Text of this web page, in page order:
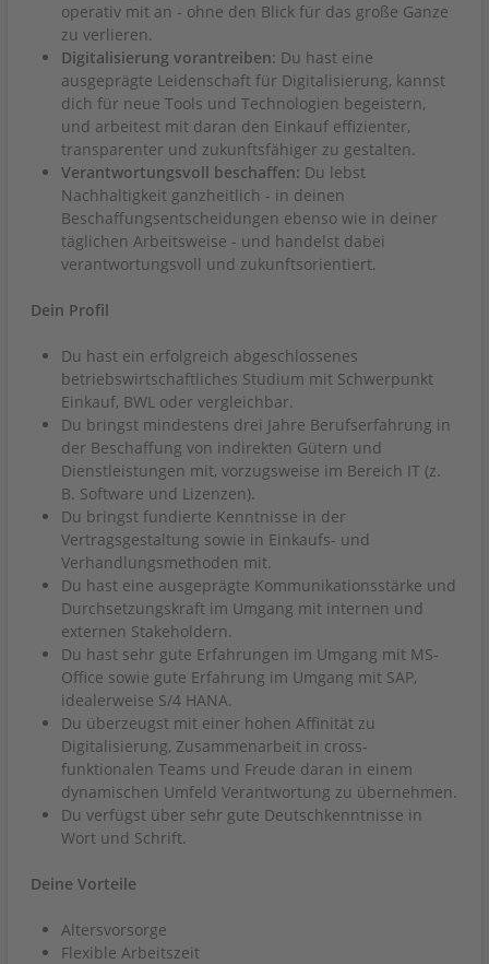
operativ mit an - ohne den Blick für das große Ganze
zu verlieren.
Digitalisierung vorantreiben: Du hast eine
ausgeprägte Leidenschaft für Digitalisierung, kannst
dich für neue Tools und Technologien begeistern,
und arbeitest mit daran den Einkauf effizienter,
transparenter und zukunftsfähiger zu gestalten.
Verantwortungsvoll beschaffen: Du lebst
Nachhaltigkeit ganzheitlich - in deinen
Beschaffungsentscheidungen ebenso wie in deiner
täglichen Arbeitsweise - und handelst dabei
verantwortungsvoll und zukunftsorientiert.
Dein Profil
Du hast ein erfolgreich abgeschlossenes
betriebswirtschaftliches Studium mit Schwerpunkt
Einkauf, BWL oder vergleichbar.
Du bringst mindestens drei Jahre Berufserfahrung in
der Beschaffung von indirekten Gütern und
Dienstleistungen mit, vorzugsweise im Bereich IT (z.
B. Software und Lizenzen).
Du bringst fundierte Kenntnisse in der
Vertragsgestaltung sowie in Einkaufs- und
Verhandlungsmethoden mit.
Du hast eine ausgeprägte Kommunikationsstärke und
Durchsetzungskraft im Umgang mit internen und
externen Stakeholdern.
Du hast sehr gute Erfahrungen im Umgang mit MS-
Office sowie gute Erfahrung im Umgang mit SAP,
idealerweise S/4 HANA.
Du überzeugst mit einer hohen Affinität zu
Digitalisierung, Zusammenarbeit in cross-
funktionalen Teams und Freude daran in einem
dynamischen Umfeld Verantwortung zu übernehmen.
Du verfügst über sehr gute Deutschkenntnisse in
Wort und Schrift.
Deine Vorteile
Altersvorsorge
Flexible Arbeitszeit